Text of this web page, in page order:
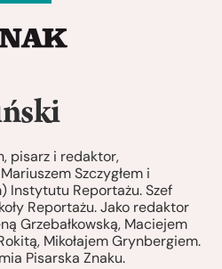
pisarz i redaktor,
Szczygłem i
Instytutu Reportażu. Szef
Reportażu. Jako redaktor
Grzebałkowską, Maciejem
Mikołajem Grynbergiem.
Pisarska Znaku.